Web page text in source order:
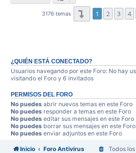
3176 temas Página1 de 103
1 2 3 4
¿QUIÉN ESTÁ CONECTADO?
Usuarios navegando por este Foro: No hay
visitando el Foro y 6 invitados
PERMISOS DEL FORO
No puedes abrir nuevos temas en este Foro
No puedes responder a temas en este Foro
No puedes editar sus mensajes en este Foro
No puedes borrar sus mensajes en este Foro
No puedes enviar adjuntos en este Foro
Inicio Foro Antivirus Todos